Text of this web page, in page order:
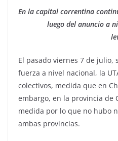
En la capital correntina
luego del anuncio a
El pasado viernes 7 de julio,
fuerza a nivel nacional, la
colectivos, medida que en
embargo, en la provincia de
medida por lo que no hubo
ambas provincias.